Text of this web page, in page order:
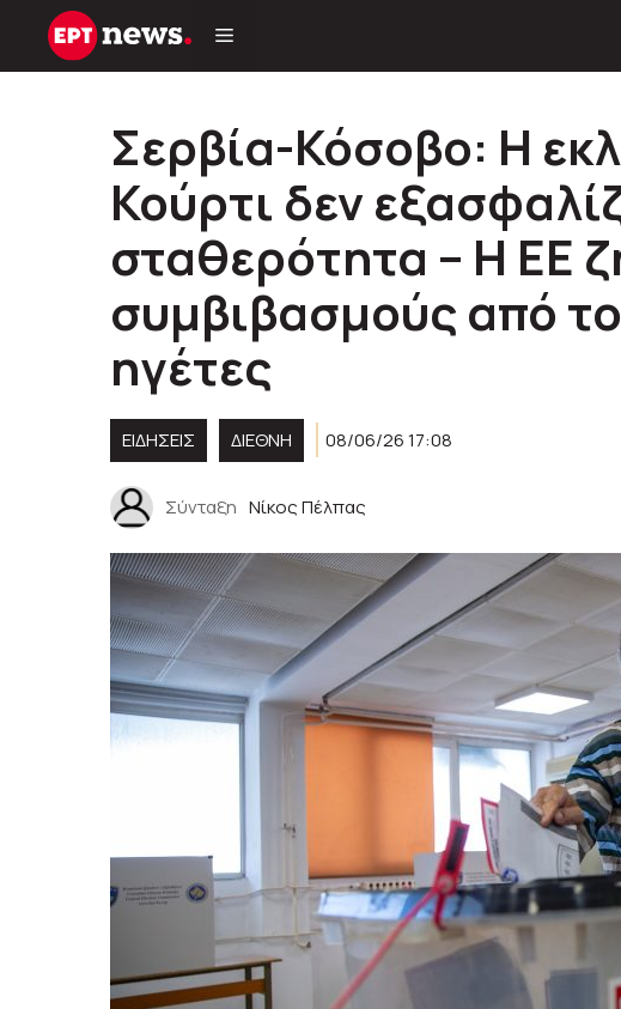
Μετάβαση
Σερβία-Κόσοβο: Η
Κούρτι δεν
σταθερότητα – Η ΕΕ
συμβιβασμούς από
ηγέτες
ΕΙΔΗΣΕΙΣ ΔΙΕΘΝΗ 08/06/26 17:08
Σύνταξη Νίκος Πέλπας